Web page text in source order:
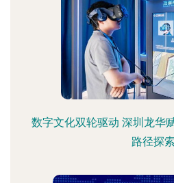
数字文化双轮驱动 深圳龙华
路径探索